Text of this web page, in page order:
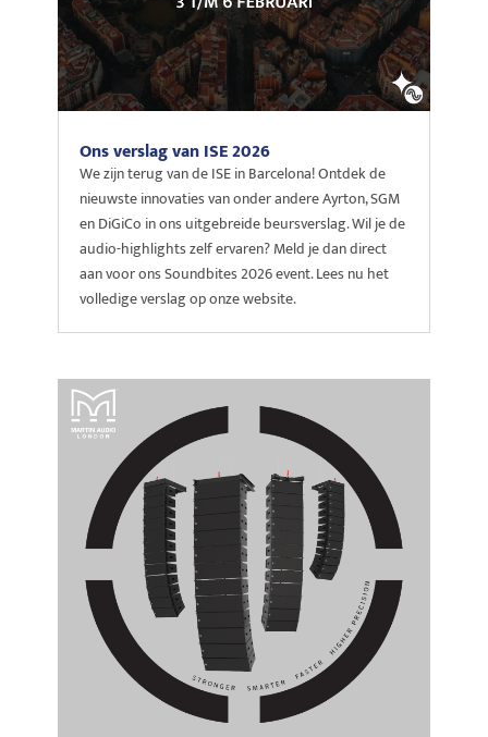
Ons verslag van ISE 2026
We zijn terug van de ISE in Barcelona! Ontdek de
nieuwste innovaties van onder andere Ayrton, SGM
en DiGiCo in ons uitgebreide beursverslag. Wil je de
audio-highlights zelf ervaren? Meld je dan direct
aan voor ons Soundbites 2026 event. Lees nu het
volledige verslag op onze website.